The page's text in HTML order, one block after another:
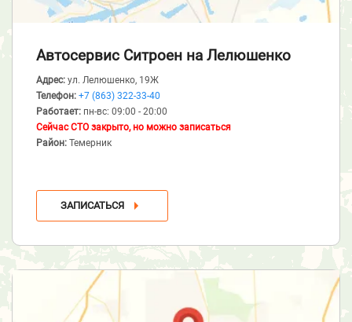
Автосервис Ситроен на Лелюшенко
Адрес: ул. Лелюшенко, 19Ж
Телефон: +7 (863) 322-33-40
Работает: пн-вс: 09:00 - 20:00
Сейчас СТО закрыто, но можно записаться
Район: Темерник
ЗАПИСАТЬСЯ